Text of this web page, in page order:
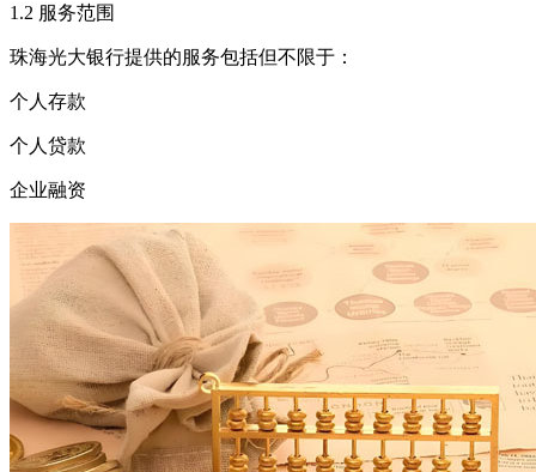
1.2 服务范围
珠海光大银行提供的服务包括但不限于：
个人存款
个人贷款
企业融资